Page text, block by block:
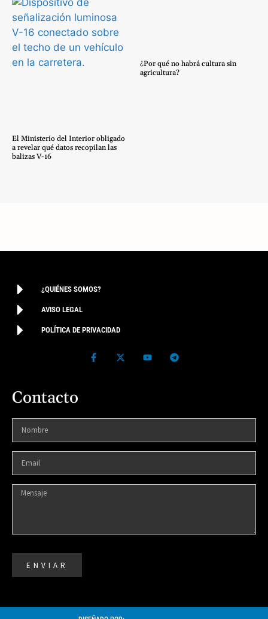
El Ministerio del Interior obligado
a revelar qué datos recopilan las
balizas V-16
¿Por qué no habrá cultura sin
agricultura?
¿QUIÉNES SOMOS?
AVISO LEGAL
POLÍTICA DE PRIVACIDAD
Contacto
ENVIAR